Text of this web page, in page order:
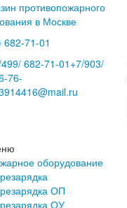
682-71-01
682-71-01 +7/903/
76-
оборудование
ОП
ОУ